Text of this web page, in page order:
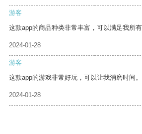
游客
这款app的商品种类非常丰富，可以满足我所有
2024-01-28
游客
这款app的游戏非常好玩，可以让我消磨时间。
2024-01-28